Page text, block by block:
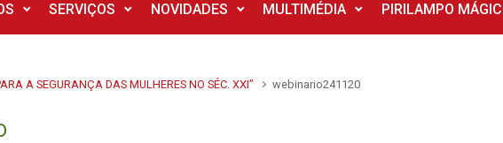
SERVIÇOS NOVIDADES MULTIMÉDIA PIRILAMPO
A SEGURANÇA DAS MULHERES NO SÉC. XXI” webinario241120